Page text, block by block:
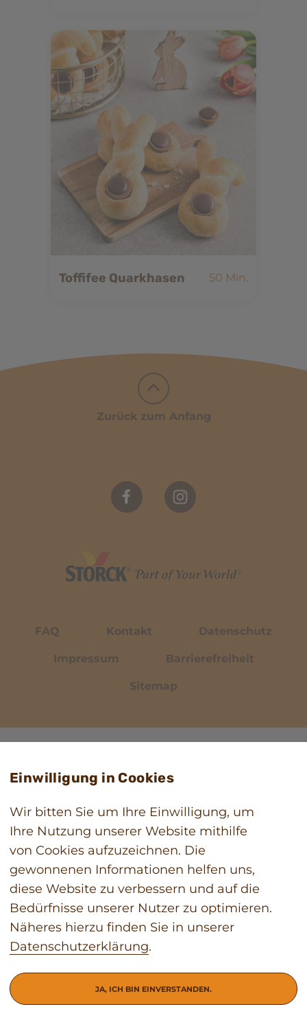
Toffifee Quarkhasen 50 Min.
Zurück zum Anfang
FAQ Kontakt Datenschutz
Impressum Barrierefreiheit
Sitemap
Einwilligung in Cookies
Wir bitten Sie um Ihre Einwilligung, um
Ihre Nutzung unserer Website mithilfe
von Cookies aufzuzeichnen. Die
gewonnenen Informationen helfen uns,
diese Website zu verbessern und auf die
Bedürfnisse unserer Nutzer zu optimieren.
Näheres hierzu finden Sie in unserer
Datenschutzerklärung.
JA, ICH BIN EINVERSTANDEN.